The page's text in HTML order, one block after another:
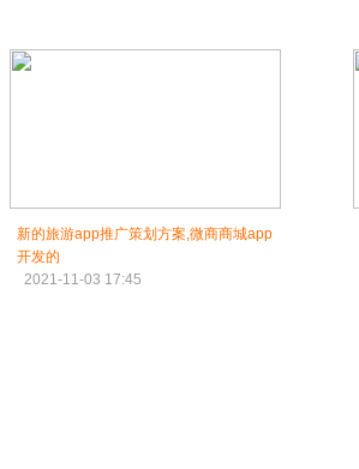
新的旅游app推广策划方案,微商商城app
开发的
2021-11-03 17:45